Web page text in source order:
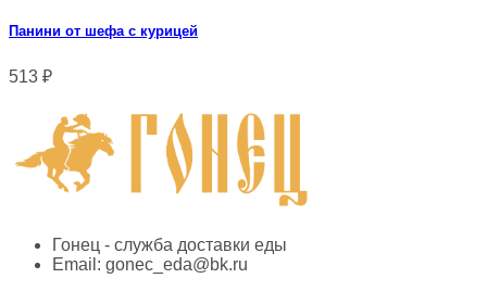
Панини от шефа с курицей
513 ₽
Гонец - служба доставки еды
Email: gonec_eda@bk.ru